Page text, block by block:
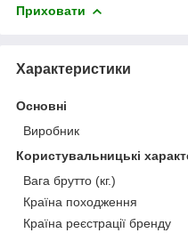
Приховати
Характеристики
Основні
Виробник
Користувальницькі
Вага брутто (кг.)
Країна походження
Країна реєстрації бренду